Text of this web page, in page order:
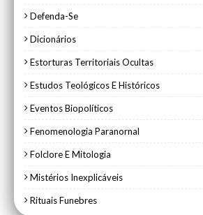
Defenda-Se
Dicionários
Estorturas Territoriais Ocultas
Estudos Teológicos E Históricos
Eventos Biopolíticos
Fenomenologia Paranornal
Folclore E Mitologia
Mistérios Inexplicáveis
Rituais Funebres